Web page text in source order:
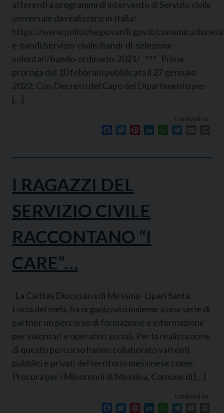
afferenti a programmi di intervento di Servizio civile
universale da realizzarsi in Italia!
https://www.politichegiovanili.gov.it/comunicazione/
e-bandi/servizio-civile/bandi-di-selezione-
volontari/bando-ordinario-2021/ °°° Prima
proroga del 10 febbraio pubblicata il 27 gennaio
2022: Con Decreto del Capo del Dipartimento per
[…]
condividi su
Facebook
TwitterPinterestLinkedInWhatsApp
I RAGAZZI DEL
SERVIZIO CIVILE
RACCONTANO “I
CARE”…
La Caritas Diocesana di Messina- Lipari Santa
Lucia del mela, ha organizzato insieme a una serie di
partner un percorso di formazione e informazione
per volontari e operatori sociali. Per la realizzazione
di questo percorso hanno collaborato vari enti
pubblici e privati del territorio messinese come:
Procura per i Minorenni di Messina, Comune di […]
condividi su
Facebook
TwitterPinterestLinkedInWhatsApp